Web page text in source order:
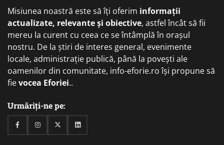
Misiunea noastră este să îți oferim informații
actualizate, relevante și obiective, astfel încât să fii
mereu la curent cu ceea ce se întâmplă în orașul
nostru. De la știri de interes general, evenimente
locale, administrație publică, până la povești ale
oamenilor din comunitate, info-eforie.ro își propune să
fievocea Eforiei..
Urmăriți-ne pe:
FacebookInstagramTwitterLinkedin